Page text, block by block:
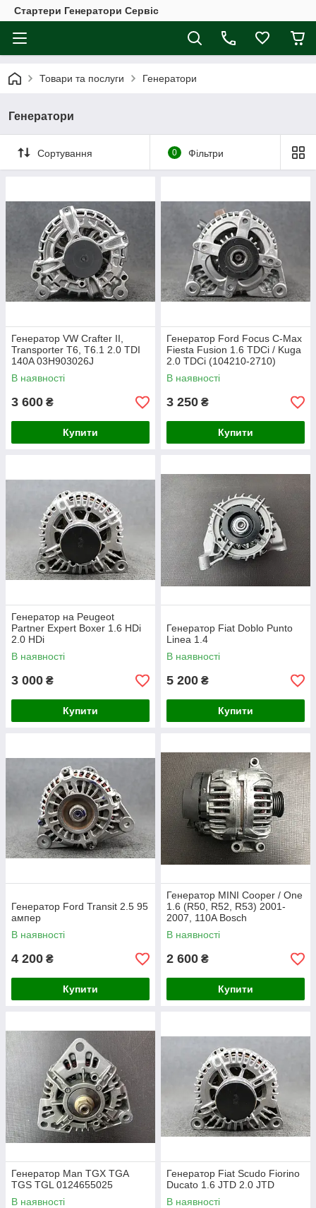
Стартери Генератори Сервіс
Товари та послуги Генератори
Генератори
Сортування 0 Фільтри
Генератор VW Crafter II,
Transporter T6, T6.1 2.0 TDI
140A 03H903026J
В наявності
3 600 ₴
Купити
Генератор Ford Focus C-Max
Fiesta Fusion 1.6 TDCi / Kuga
2.0 TDCi (104210-2710)
В наявності
3 250 ₴
Купити
Генератор на Peugeot
Partner Expert Boxer 1.6 HDi
2.0 HDi
В наявності
3 000 ₴
Купити
Генератор Fiat Doblo Punto
Linea 1.4
В наявності
5 200 ₴
Купити
Генератор Ford Transit 2.5 95
ампер
В наявності
4 200 ₴
Купити
Генератор MINI Cooper / One
1.6 (R50, R52, R53) 2001-
2007, 110A Bosch
0124325158
В наявності
2 600 ₴
Купити
Генератор Man TGX TGA
TGS TGL 0124655025
В наявності
Генератор Fiat Scudo Fiorino
Ducato 1.6 JTD 2.0 JTD
В наявності